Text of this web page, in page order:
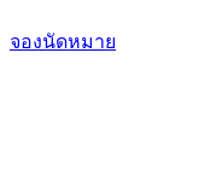
จองนัดหมาย